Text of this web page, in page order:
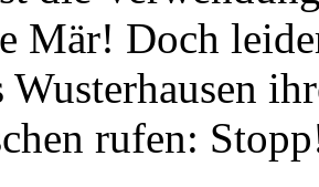
Mär! Doch
rufen: